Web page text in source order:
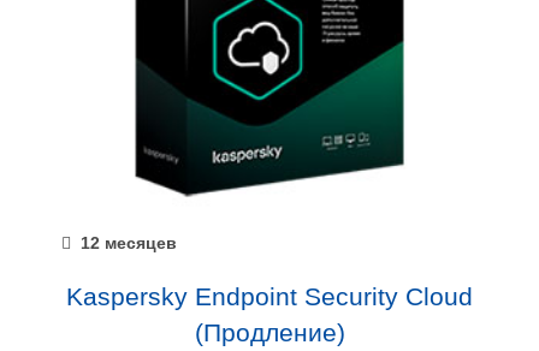
12 месяцев
Kaspersky Endpoint Security Cloud
(Продление)